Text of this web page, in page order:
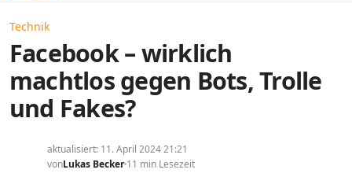
Technik
Facebook – wirklich
machtlos gegen Bots, Trolle
und Fakes?
aktualisiert: 11. April 2024 21:21
vonLukas Becker 11 min Lesezeit